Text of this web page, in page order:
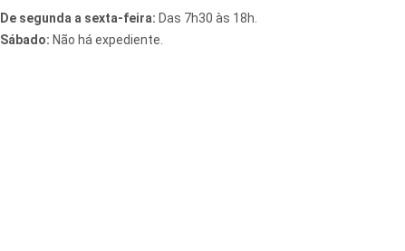
De segunda a sexta-feira: Das 7h30 às 18h.
Sábado: Não há expediente.